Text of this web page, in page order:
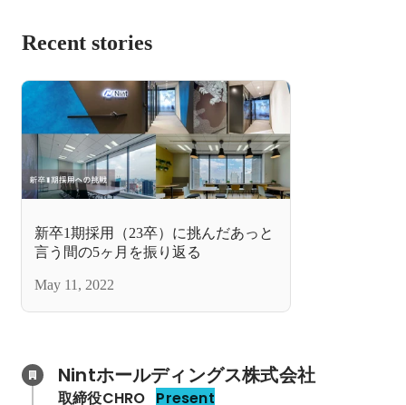
Recent stories
新卒1期採用（23卒）に挑んだあっと
言う間の5ヶ月を振り返る
May 11, 2022
Nintホールディングス株式会社
取締役CHRO Present